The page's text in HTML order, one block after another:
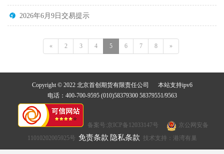
2026年6月9日交易提示
« 2 3 4 5 6 7 8 »
Copyright © 2022 北京首创期货有限责任公司 本站支持ipv6
电话：400-700-9595 (010)58379300 58379551/9563
备案号:京ICP备12033147号
京公网安备
11010202005925号 免责条款 隐私条款 技术支持：港湾有巢